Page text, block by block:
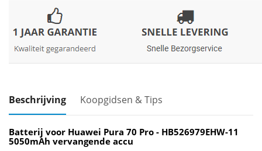
Beschrijving Koopgidsen & Tips
Batterij voor Huawei Pura 70 Pro - HB526979EHW-11
5050mAh vervangende accu